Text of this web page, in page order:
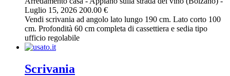
Luglio 15, 2026 200.00 €
Vendi scrivania ad angolo lato lungo 190 cm. Lato corto 100
cm. Profondità 60 cm completa di cassettiera e sedia tipo
ufficio regolabile
Scrivania